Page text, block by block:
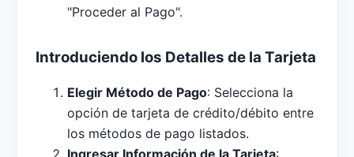
"Proceder al Pago".
Introduciendo los Detalles de la Tarjeta
Elegir Método de Pago: Selecciona la
opción de tarjeta de crédito/débito entre
los métodos de pago listados.